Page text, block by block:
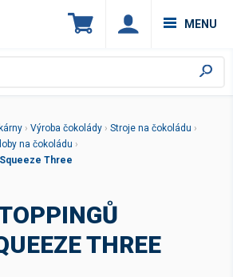
MENU
› Výroba čokolády › Stroje na čokoládu ›
na čokoládu ›
Three
THREE